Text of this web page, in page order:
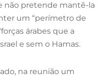
não pretende mantê-la
um “perímetro de
árabes que a
e sem o Hamas.
na reunião um